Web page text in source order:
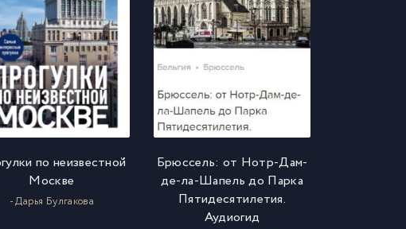
по неизвестной
Москве
- Дарья Булгакова
Брюссель: от Нотр-Дам-
де-ла-Шапель до Парка
Пятидесятилетия.
Аудиогид